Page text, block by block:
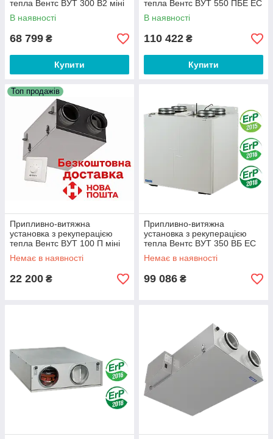
тепла Вентс ВУТ 300 В2 міні
ЕС А2
В наявності
68 799 ₴
Купити
тепла Вентс ВУТ 550 ПБЕ ЕС
Л А21 DTV
В наявності
110 422 ₴
Купити
Топ продажів
Припливно-витяжна
установка з рекуперацією
тепла Вентс ВУТ 100 П міні
Немає в наявності
22 200 ₴
Припливно-витяжна
установка з рекуперацією
тепла Вентс ВУТ 350 ВБ ЕС
А21
Немає в наявності
99 086 ₴